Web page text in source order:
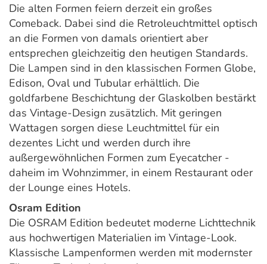
Die alten Formen feiern derzeit ein großes
Comeback. Dabei sind die Retroleuchtmittel optisch
an die Formen von damals orientiert aber
entsprechen gleichzeitig den heutigen Standards.
Die Lampen sind in den klassischen Formen Globe,
Edison, Oval und Tubular erhältlich. Die
goldfarbene Beschichtung der Glaskolben bestärkt
das Vintage-Design zusätzlich. Mit geringen
Wattagen sorgen diese Leuchtmittel für ein
dezentes Licht und werden durch ihre
außergewöhnlichen Formen zum Eyecatcher -
daheim im Wohnzimmer, in einem Restaurant oder
der Lounge eines Hotels.
Osram Edition
Die OSRAM Edition bedeutet moderne Lichttechnik
aus hochwertigen Materialien im Vintage-Look.
Klassische Lampenformen werden mit modernster